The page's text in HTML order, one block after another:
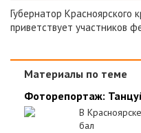
Губернатор Красноярского
приветствует участников
Материалы по теме
Фоторепортаж:
В
бал